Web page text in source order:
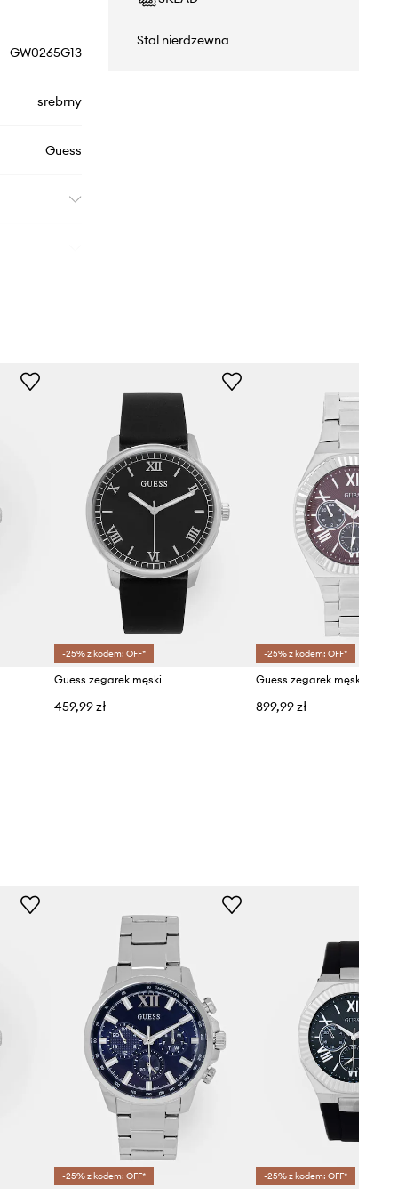
GW0265G13
srebrny
Guess
Stal nierdzewna
-25% z kodem: OFF*
Guess zegarek męski
459,99 zł
-25% z kodem: OFF*
Guess zegarek męski
899,99 zł
-25% z kodem: OFF* -25% z kodem: OFF*